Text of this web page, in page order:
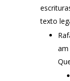
texto
am